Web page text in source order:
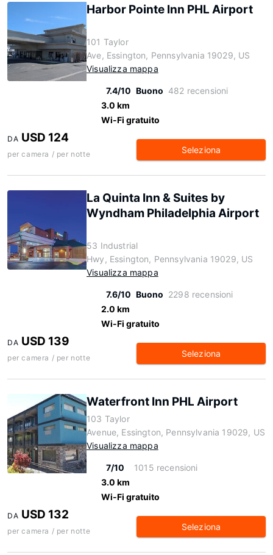
Harbor Pointe Inn PHL Airport
101 Taylor
Ave, Essington, Pennsylvania 19029, US
Visualizza mappa
7.4/10 Buono 482 recensioni
3.0 km
Wi-Fi gratuito
DA USD 124
per camera / per notte Seleziona
La Quinta Inn & Suites by
Wyndham Philadelphia Airport
53 Industrial
Hwy, Essington, Pennsylvania 19029, US
Visualizza mappa
7.6/10 Buono 2298 recensioni
2.0 km
Wi-Fi gratuito
DA USD 139
per camera / per notte Seleziona
Waterfront Inn PHL Airport
103 Taylor
Avenue, Essington, Pennsylvania 19029, US
Visualizza mappa
7/10
1015 recensioni
3.0 km
Wi-Fi gratuito
DA USD 132
per camera / per notte Seleziona